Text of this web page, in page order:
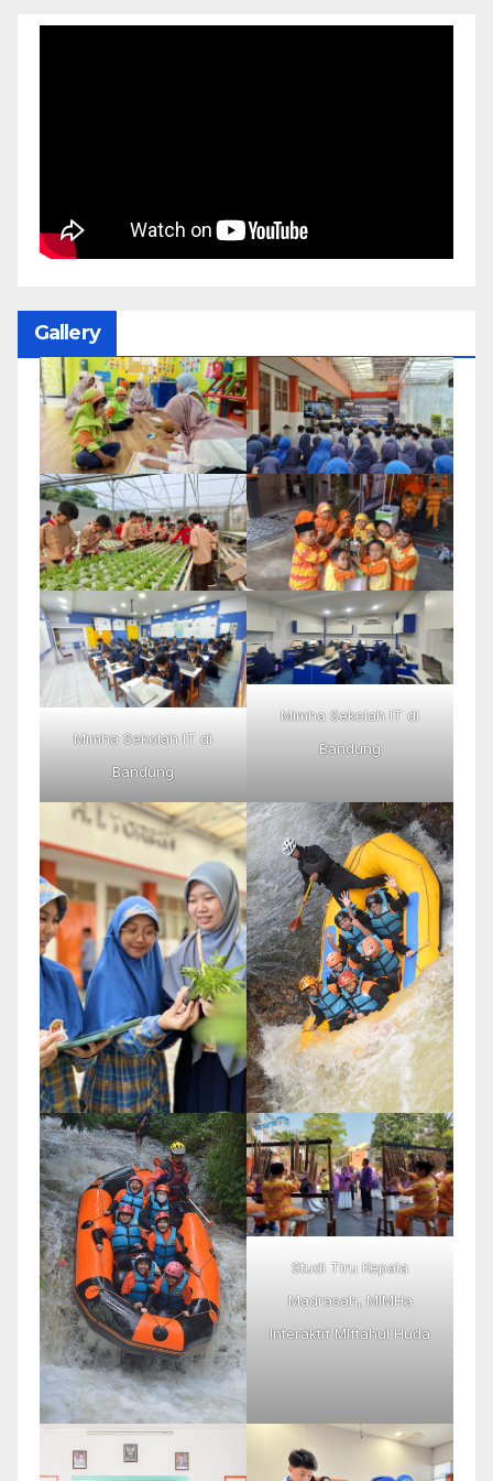
Gallery
Mimha Sekolah IT di
Bandung
Mimha Sekolah IT di
Bandung
Studi Tiru Kepala
Madrasah, MIMHa
Interaktif MIftahul Huda